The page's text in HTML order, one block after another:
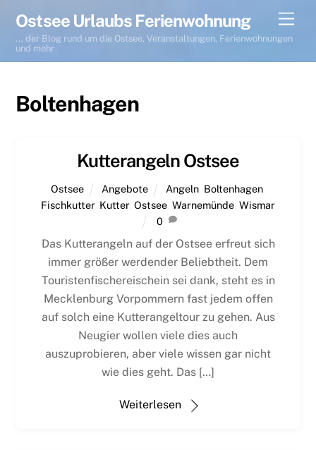
content
Ostsee Urlaubs Ferienwohnung
... der Blog rund um die Ostsee, Veranstaltungen, Ferienwohnungen
und mehr
Boltenhagen
Kutterangeln Ostsee
Ostsee Angebote Angeln Boltenhagen
Fischkutter, Kutter, Ostsee Warnemünde Wismar
0
Das Kutterangeln auf der Ostsee erfreut sich
immer größer werdender Beliebtheit. Dem
Touristenfischereischein sei dank, steht es in
Mecklenburg Vorpommern fast jedem offen
auf solch eine Kutterangeltour zu gehen. Aus
Neugier wollen viele dies auch
auszuprobieren, aber viele wissen gar nicht
wie dies geht. Das […]
Weiterlesen